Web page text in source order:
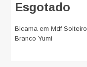
Esgotado
Bicama em Mdf Solteiro
Branco Yumi